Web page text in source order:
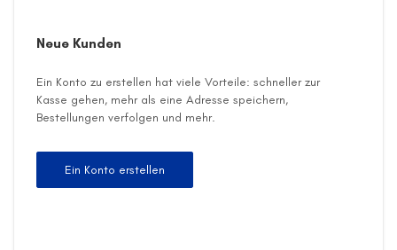
Neue Kunden
Ein Konto zu erstellen hat viele Vorteile: schneller zur
Kasse gehen, mehr als eine Adresse speichern,
Bestellungen verfolgen und mehr.
Ein Konto erstellen